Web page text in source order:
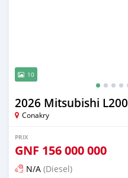
10
2026 Mitsubishi L200
Conakry
PRIX
GNF 156 000 000
N/A (Diesel)